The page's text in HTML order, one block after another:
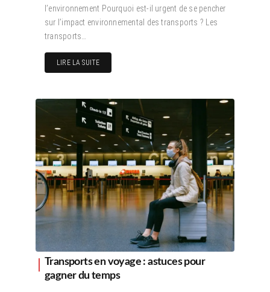
l’environnement Pourquoi est-il urgent de se pencher
sur l’impact environnemental des transports ? Les
transports…
LIRE LA SUITE
Transports en voyage : astuces pour
gagner du temps